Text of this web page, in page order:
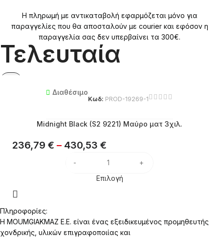
Η πληρωμή με αντικαταβολή εφαρμόζεται μόνο για
παραγγελίες που θα αποσταλούν με courier και εφόσον η
παραγγελία σας δεν υπερβαίνει τα 300€.
Τελευταία
Διαθέσιμο
Κωδ: PROD-19269-1
Midnight Black (S2 9221) Μαύρο ματ 3χιλ.
236,79 € – 430,53 €
Επιλογή
Πληροφορίες:
Η MOUMGIAKMAZ E.E. είναι ένας εξειδικευμένος προμηθευτής
χονδρικής, υλικών επιγραφοποιίας και